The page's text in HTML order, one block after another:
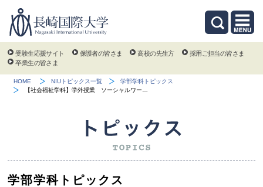
受験生応援サイト 保護者の皆さま 高校の先生方
採用ご担当の皆さま
卒業生の皆さま
HOME NIUトピックス一覧
学部学科トピックス
【社会福祉学科】学外授業 ソーシャルワー…
学部学科トピックス